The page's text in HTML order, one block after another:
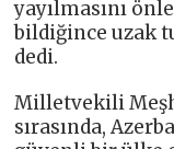
yayılmasını
bildiğince uzak
dedi.
Milletvekili
sırasında,